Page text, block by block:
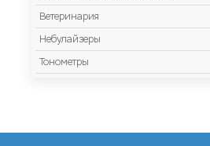
Ветеринария
Небулайзеры
Тонометры